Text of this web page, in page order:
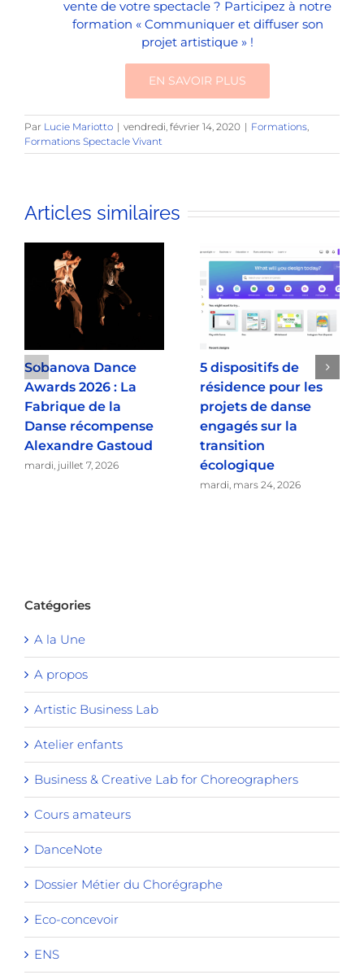
vente de votre spectacle ? Participez à notre
formation « Communiquer et diffuser son
projet artistique » !
EN SAVOIR PLUS
Par Lucie Mariotto | vendredi, février 14, 2020 | Formations
Formations Spectacle Vivant
Articles similaires
Sobanova Dance
Awards 2026 : La
Fabrique de la
Danse récompense
Alexandre Gastoud
mardi, juillet 7, 2026
5 dispositifs de
résidence pour les
projets de danse
engagés sur la
transition
écologique
mardi, mars 24, 2026
Catégories
A la Une
A propos
Artistic Business Lab
Atelier enfants
Business & Creative Lab for Choreographers
Cours amateurs
DanceNote
Dossier Métier du Chorégraphe
Eco-concevoir
ENS